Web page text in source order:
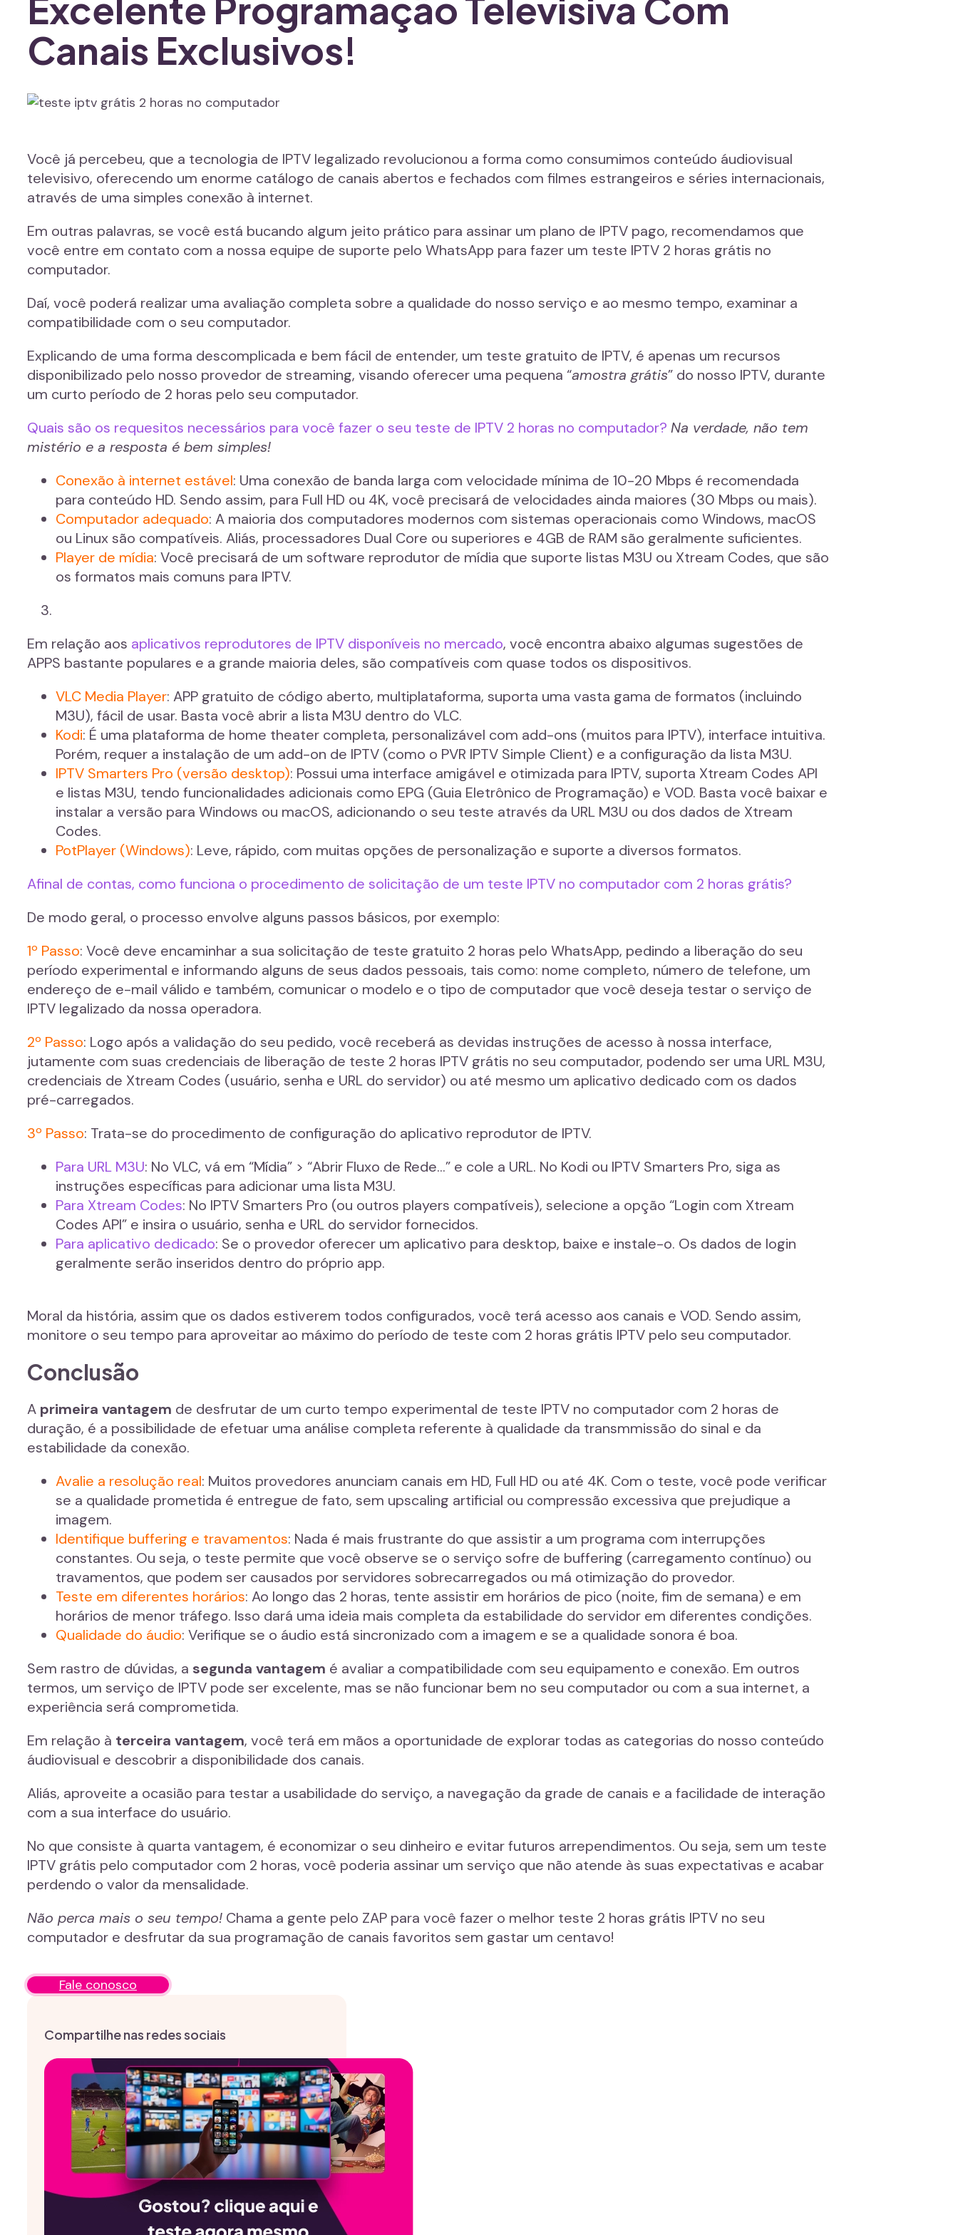
Canais Exclusivos!
Você já percebeu, que a tecnologia de IPTV legalizado revolucionou a forma como consumimos conteúdo áudiovisual
televisivo, oferecendo um enorme catálogo de canais abertos e fechados com filmes estrangeiros e séries internacionais,
através de uma simples conexão à internet.
Em outras palavras, se você está bucando algum jeito prático para assinar um plano de IPTV pago, recomendamos que
você entre em contato com a nossa equipe de suporte pelo WhatsApp para fazer um teste IPTV 2 horas grátis no
computador.
Daí, você poderá realizar uma avaliação completa sobre a qualidade do nosso serviço e ao mesmo tempo, examinar a
compatibilidade com o seu computador.
Explicando de uma forma descomplicada e bem fácil de entender, um teste gratuito de IPTV, é apenas um recursos
disponibilizado pelo nosso provedor de streaming, visando oferecer uma pequena “amostra grátis” do nosso IPTV, durante
um curto período de 2 horas pelo seu computador.
Quais são os requesitos necessários para você fazer o seu teste de IPTV 2 horas no computador? Na verdade, não tem
mistério e a resposta é bem simples!
Conexão à internet estável: Uma conexão de banda larga com velocidade mínima de 10-20 Mbps é recomendada
para conteúdo HD. Sendo assim, para Full HD ou 4K, você precisará de velocidades ainda maiores (30 Mbps ou mais).
Computador adequado: A maioria dos computadores modernos com sistemas operacionais como Windows, macOS
ou Linux são compatíveis. Aliás, processadores Dual Core ou superiores e 4GB de RAM são geralmente suficientes.
Player de mídia: Você precisará de um software reprodutor de mídia que suporte listas M3U ou Xtream Codes, que são
os formatos mais comuns para IPTV.
Em relação aos aplicativos reprodutores de IPTV disponíveis no mercado, você encontra abaixo algumas sugestões de
APPS bastante populares e a grande maioria deles, são compatíveis com quase todos os dispositivos.
VLC Media Player: APP gratuito de código aberto, multiplataforma, suporta uma vasta gama de formatos (incluindo
M3U), fácil de usar. Basta você abrir a lista M3U dentro do VLC.
Kodi: É uma plataforma de home theater completa, personalizável com add-ons (muitos para IPTV), interface intuitiva.
Porém, requer a instalação de um add-on de IPTV (como o PVR IPTV Simple Client) e a configuração da lista M3U.
IPTV Smarters Pro (versão desktop): Possui uma interface amigável e otimizada para IPTV, suporta Xtream Codes API
e listas M3U, tendo funcionalidades adicionais como EPG (Guia Eletrônico de Programação) e VOD. Basta você baixar e
instalar a versão para Windows ou macOS, adicionando o seu teste através da URL M3U ou dos dados de Xtream
Codes.
PotPlayer (Windows): Leve, rápido, com muitas opções de personalização e suporte a diversos formatos.
Afinal de contas, como funciona o procedimento de solicitação de um teste IPTV no computador com 2 horas grátis?
De modo geral, o processo envolve alguns passos básicos, por exemplo:
1º Passo: Você deve encaminhar a sua solicitação de teste gratuito 2 horas pelo WhatsApp, pedindo a liberação do seu
período experimental e informando alguns de seus dados pessoais, tais como: nome completo, número de telefone, um
endereço de e-mail válido e também, comunicar o modelo e o tipo de computador que você deseja testar o serviço de
IPTV legalizado da nossa operadora.
2º Passo: Logo após a validação do seu pedido, você receberá as devidas instruções de acesso à nossa interface,
jutamente com suas credenciais de liberação de teste 2 horas IPTV grátis no seu computador, podendo ser uma URL M3U,
credenciais de Xtream Codes (usuário, senha e URL do servidor) ou até mesmo um aplicativo dedicado com os dados
pré-carregados.
3º Passo: Trata-se do procedimento de configuração do aplicativo reprodutor de IPTV.
Para URL M3U: No VLC, vá em “Mídia” > “Abrir Fluxo de Rede…” e cole a URL. No Kodi ou IPTV Smarters Pro, siga as
instruções específicas para adicionar uma lista M3U.
Para Xtream Codes: No IPTV Smarters Pro (ou outros players compatíveis), selecione a opção “Login com Xtream
Codes API” e insira o usuário, senha e URL do servidor fornecidos.
Para aplicativo dedicado: Se o provedor oferecer um aplicativo para desktop, baixe e instale-o. Os dados de login
geralmente serão inseridos dentro do próprio app.
Moral da história, assim que os dados estiverem todos configurados, você terá acesso aos canais e VOD. Sendo assim,
monitore o seu tempo para aproveitar ao máximo do período de teste com 2 horas grátis IPTV pelo seu computador.
Conclusão
A primeira vantagem de desfrutar de um curto tempo experimental de teste IPTV no computador com 2 horas de
duração, é a possibilidade de efetuar uma análise completa referente à qualidade da transmmissão do sinal e da
estabilidade da conexão.
Avalie a resolução real: Muitos provedores anunciam canais em HD, Full HD ou até 4K. Com o teste, você pode verificar
se a qualidade prometida é entregue de fato, sem upscaling artificial ou compressão excessiva que prejudique a
imagem.
Identifique buffering e travamentos: Nada é mais frustrante do que assistir a um programa com interrupções
constantes. Ou seja, o teste permite que você observe se o serviço sofre de buffering (carregamento contínuo) ou
travamentos, que podem ser causados por servidores sobrecarregados ou má otimização do provedor.
Teste em diferentes horários: Ao longo das 2 horas, tente assistir em horários de pico (noite, fim de semana) e em
horários de menor tráfego. Isso dará uma ideia mais completa da estabilidade do servidor em diferentes condições.
Qualidade do áudio: Verifique se o áudio está sincronizado com a imagem e se a qualidade sonora é boa.
Sem rastro de dúvidas, a segunda vantagem é avaliar a compatibilidade com seu equipamento e conexão. Em outros
termos, um serviço de IPTV pode ser excelente, mas se não funcionar bem no seu computador ou com a sua internet, a
experiência será comprometida.
Em relação à terceira vantagem, você terá em mãos a oportunidade de explorar todas as categorias do nosso conteúdo
áudiovisual e descobrir a disponibilidade dos canais.
Aliás, aproveite a ocasião para testar a usabilidade do serviço, a navegação da grade de canais e a facilidade de interação
com a sua interface do usuário.
No que consiste à quarta vantagem, é economizar o seu dinheiro e evitar futuros arrependimentos. Ou seja, sem um teste
IPTV grátis pelo computador com 2 horas, você poderia assinar um serviço que não atende às suas expectativas e acabar
perdendo o valor da mensalidade.
Não perca mais o seu tempo! Chama a gente pelo ZAP para você fazer o melhor teste 2 horas grátis IPTV no seu
computador e desfrutar da sua programação de canais favoritos sem gastar um centavo!
Fale conosco
Compartilhe nas redes sociais